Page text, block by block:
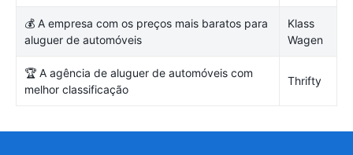
💰 A empresa com os preços mais baratos para
aluguer de automóveis
Klass
Wagen
🏆 A agência de aluguer de automóveis com
melhor classificação
Thrifty